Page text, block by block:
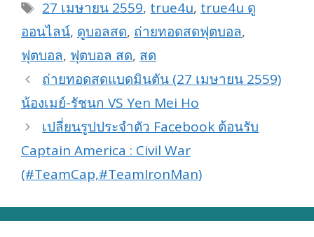
Tags
27 เมษายน 2559, true4u, true4u ดู
ออนไลน์, ดูบอลสด, ถ่ายทอดสดฟุตบอล,
ฟุตบอล, ฟุตบอล สด, สด
ถ่ายทอดสดแบดมินตัน (27 เมษายน 2559)
น้องเมย์-รัชนก VS Yen Mei Ho
เปลี่ยนรูปประจำตัว Facebook ต้อนรับ
Captain America : Civil War
(#TeamCap,#TeamIronMan)